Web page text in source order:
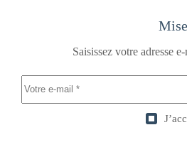
Saisissez votre adresse